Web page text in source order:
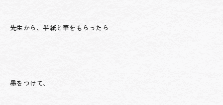
先生から、半紙と筆をもらったら
墨をつけて、